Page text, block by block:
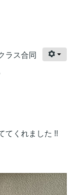
ラス合同
てくれました !!